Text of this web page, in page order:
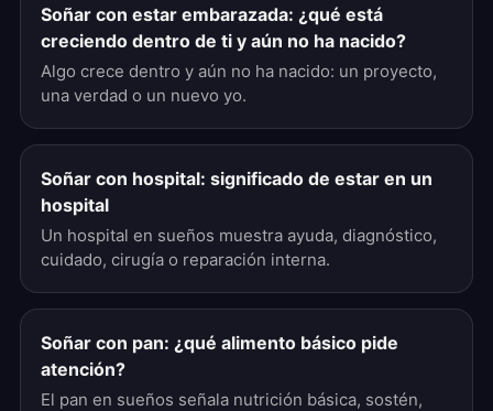
Soñar con estar embarazada: ¿qué está
creciendo dentro de ti y aún no ha nacido?
Algo crece dentro y aún no ha nacido: un proyecto,
una verdad o un nuevo yo.
Soñar con hospital: significado de estar en un
hospital
Un hospital en sueños muestra ayuda, diagnóstico,
cuidado, cirugía o reparación interna.
Soñar con pan: ¿qué alimento básico pide
atención?
El pan en sueños señala nutrición básica, sostén,